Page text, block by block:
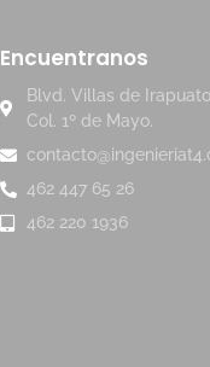
Encuentranos
Blvd. Villas de
Col. 1º de Mayo.
462 447 65 26
462 220 1936